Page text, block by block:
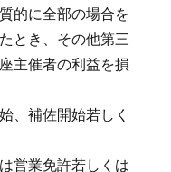
的に全部の場合を
とき、その他第三
主催者の利益を損
、補佐開始若しく
営業免許若しくは